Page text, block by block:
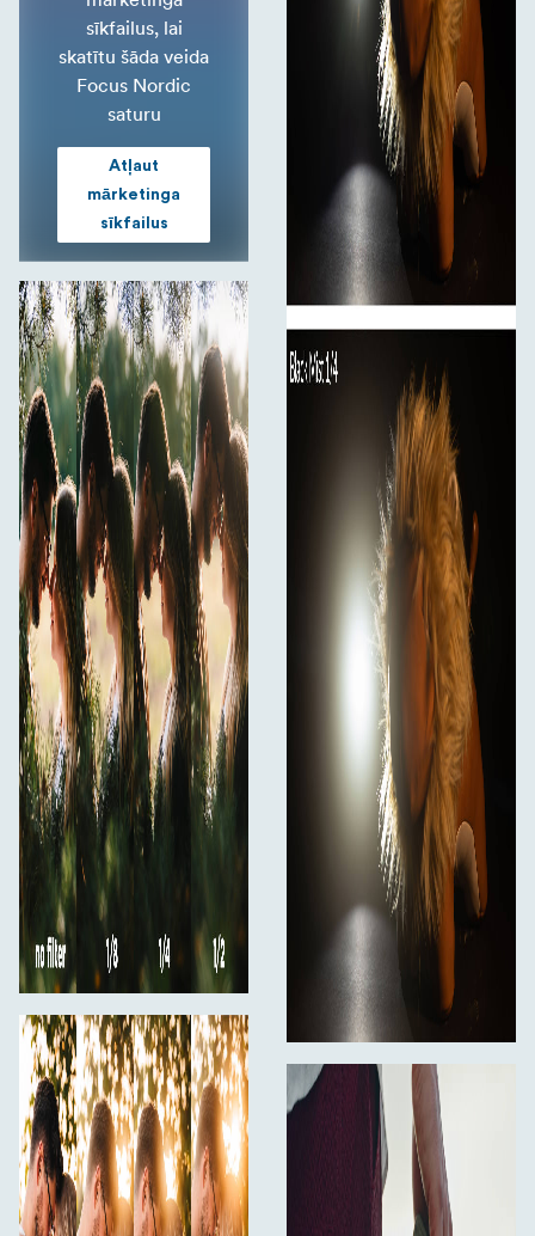
sīkfailus, lai
skatītu šāda veida
Focus Nordic
saturu
Atļaut
mārketinga
sīkfailus